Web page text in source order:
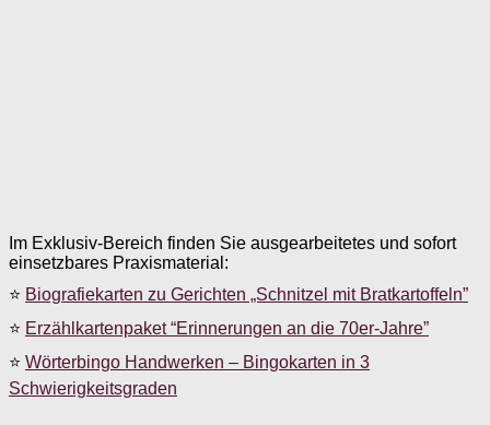
Im Exklusiv-Bereich finden Sie ausgearbeitetes und sofort
einsetzbares Praxismaterial:
⭐ Biografiekarten zu Gerichten „Schnitzel mit Bratkartoffeln”
⭐ Erzählkartenpaket “Erinnerungen an die 70er-Jahre”
⭐ Wörterbingo Handwerken – Bingokarten in 3
Schwierigkeitsgraden